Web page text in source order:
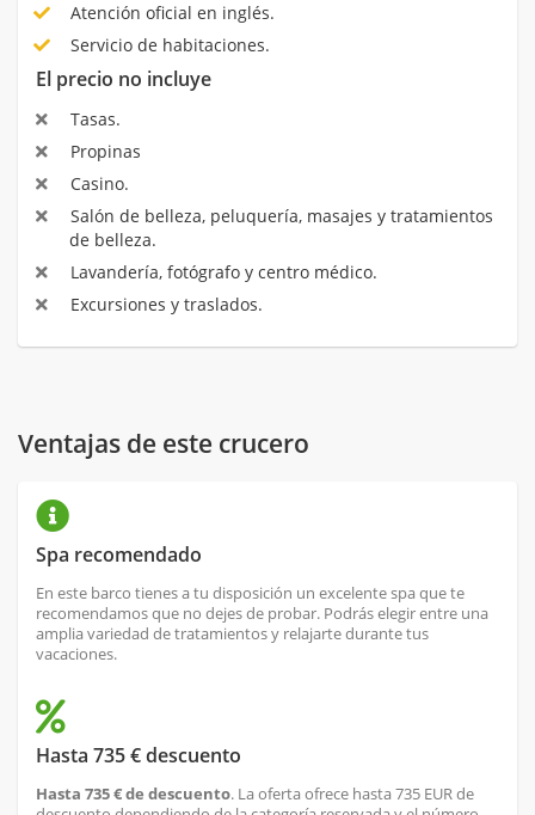
Atención oficial en inglés.
Servicio de habitaciones.
El precio no incluye
Tasas.
Propinas
Casino.
Salón de belleza, peluquería, masajes y tratamientos
de belleza.
Lavandería, fotógrafo y centro médico.
Excursiones y traslados.
Ventajas de este crucero
Spa recomendado
En este barco tienes a tu disposición un excelente spa que te
recomendamos que no dejes de probar. Podrás elegir entre una
amplia variedad de tratamientos y relajarte durante tus
vacaciones.
Hasta 735 € descuento
Hasta 735 € de descuento. La oferta ofrece hasta 735 EUR de